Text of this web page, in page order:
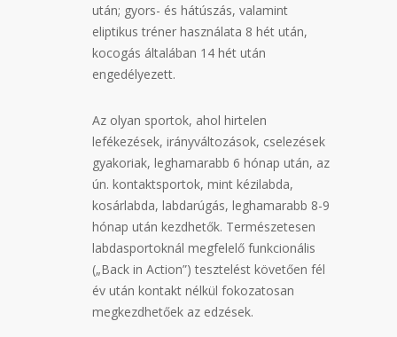
után; gyors- és hátúszás, valamint
eliptikus tréner használata 8 hét után,
kocogás általában 14 hét után
engedélyezett.
Az olyan sportok, ahol hirtelen
lefékezések, irányváltozások, cselezések
gyakoriak, leghamarabb 6 hónap után, az
ún. kontaktsportok, mint kézilabda,
kosárlabda, labdarúgás, leghamarabb 8-9
hónap után kezdhetők. Természetesen
labdasportoknál megfelelő funkcionális
(„Back in Action”) tesztelést követően fél
év után kontakt nélkül fokozatosan
megkezdhetőek az edzések.